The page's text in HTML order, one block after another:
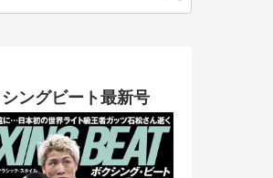
ングビート最新号